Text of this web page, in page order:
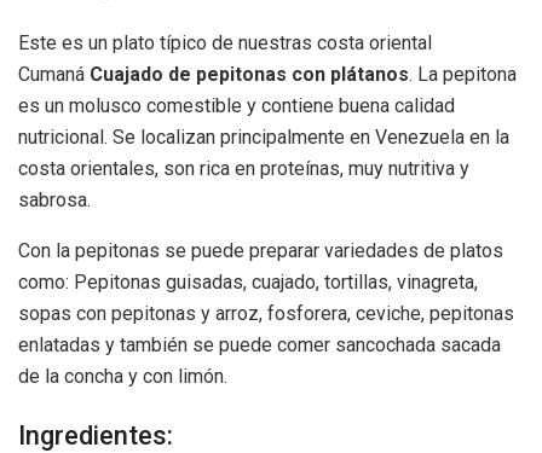
Este es un plato típico de nuestras costa oriental
Cumaná Cuajado de pepitonas con plátanos. La pepitona
es un molusco comestible y contiene buena calidad
nutricional. Se localizan principalmente en Venezuela en la
costa orientales, son rica en proteínas, muy nutritiva y
sabrosa.
Con la pepitonas se puede preparar variedades de platos
como: Pepitonas guisadas, cuajado, tortillas, vinagreta,
sopas con pepitonas y arroz, fosforera, ceviche, pepitonas
enlatadas y también se puede comer sancochada sacada
de la concha y con limón.
Ingredientes: